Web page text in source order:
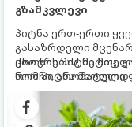
გზამკვლევი
პიტნა ერთ-ერთი
გასაზრდელი
ცხოვრებას, მეტიც,
რომ პიტნა მხოლოდ
გრუნტში (ბაღში)
სწრაფად
ქოთნის პიტნა
ნორჩი, არომატული
კერძებისთვის.